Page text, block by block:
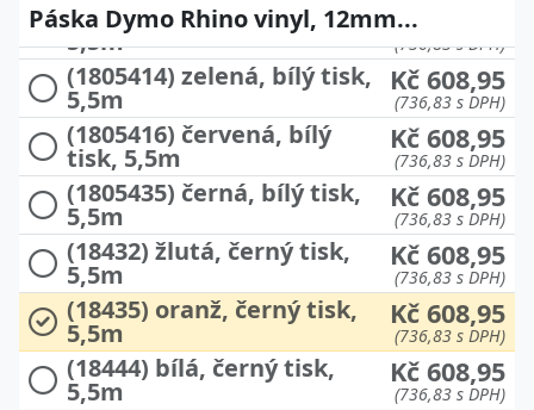
Páska Dymo Rhino vinyl, 12mm...
(1805243) modrá, bílý tisk,
5,5m
Kč 608,95
(736,83 s DPH)
(1805414) zelená, bílý tisk,
5,5m
Kč 608,95
(736,83 s DPH)
(1805416) červená, bílý
tisk, 5,5m
Kč 608,95
(736,83 s DPH)
(1805435) černá, bílý tisk,
5,5m
Kč 608,95
(736,83 s DPH)
(18432) žlutá, černý tisk,
5,5m
Kč 608,95
(736,83 s DPH)
(18435) oranž, černý tisk,
5,5m
Kč 608,95
(736,83 s DPH)
(18444) bílá, černý tisk,
5,5m
Kč 608,95
(736,83 s DPH)